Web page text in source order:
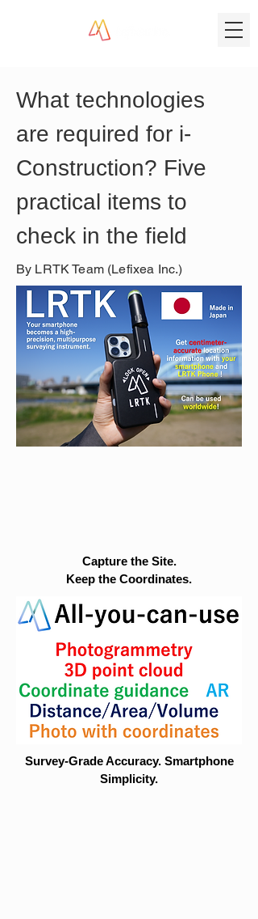
What technologies
are required for i-
Construction? Five
practical items to
check in the field
By LRTK Team (Lefixea Inc.)
Capture the Site.
Keep the Coordinates.
Survey-Grade Accuracy. Smartphone
Simplicity.